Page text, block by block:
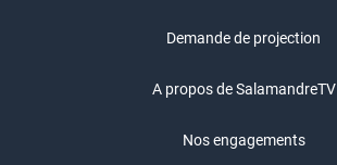
Demande de projection
A propos de SalamandreTV
Nos engagements